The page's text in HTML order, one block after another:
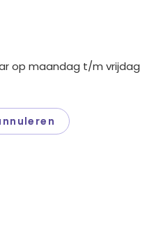
op maandag t/m vrijdag